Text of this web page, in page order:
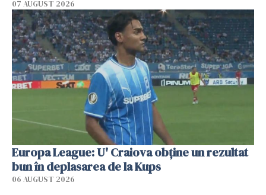
07 AUGUST 2026
Europa League: U' Craiova obține un rezultat
bun în deplasarea de la Kups
06 AUGUST 2026